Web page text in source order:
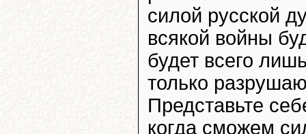
силой русской
всякой войны
будет всего
только
Представьте
когда сможем